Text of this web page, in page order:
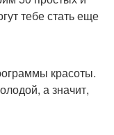
тебе стать еще
красоты.
а значит,